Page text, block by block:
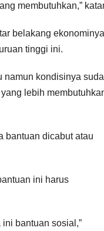
membutuhkan,”
belakang ekonominya
tinggi ini.
namun kondisinya
lebih
bantuan dicabut atau
ini harus
bantuan sosial,”